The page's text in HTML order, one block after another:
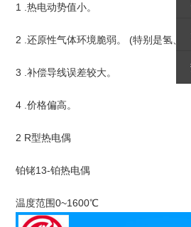
1 .热电动势值小。
2 .还原性气体环境脆弱。 (特别是氢、金
3 .补偿导线误差较大。
4 .价格偏高。
2 R型热电偶
铂铑13-铂热电偶
温度范围0~1600℃